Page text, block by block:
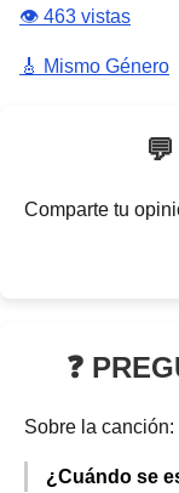
👁️ 463 vistas
🎸 Mismo Género
Comparte tu
❓
Sobre la canción:
¿Cuándo se